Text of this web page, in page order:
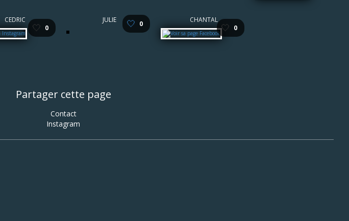
CEDRIC
🤍 0
JULIE 🤍 0 CHANTAL
🤍 0
Partager cette page
Contact
Instagram